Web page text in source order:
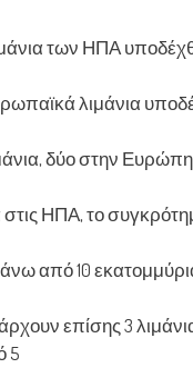
των ΗΠΑ
λιμάνια
δύο στην
ΗΠΑ, το
από 10
επίσης 3
5